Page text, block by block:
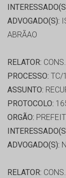
ADVOGADO(S):
ABRÃAO
RELATOR:
PROCESSO: TC/
ASSUNTO:
PROTOCOLO:
ORGÃO:
ADVOGADO(S):
RELATOR: